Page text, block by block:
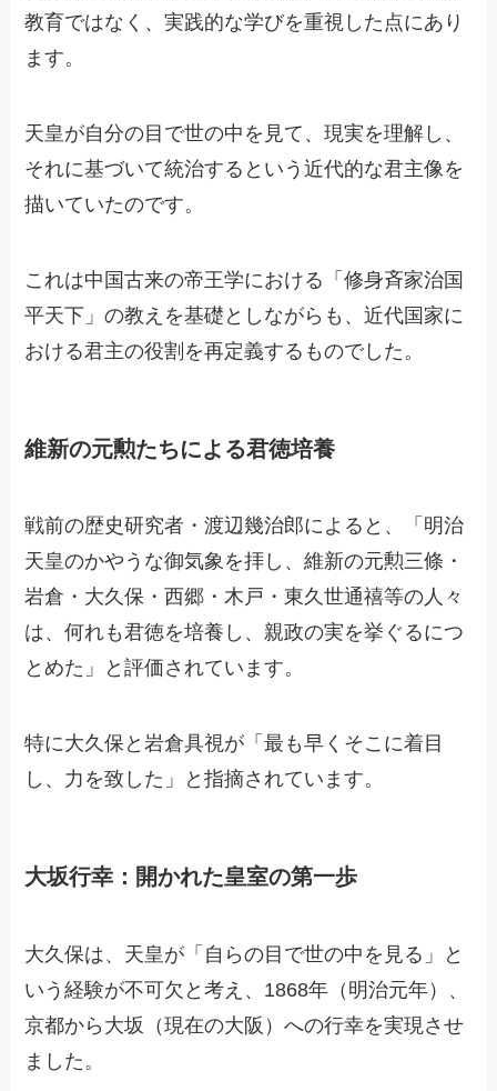
教育ではなく、実践的な学びを重視した点にあり
ます。
天皇が自分の目で世の中を見て、現実を理解し、
それに基づいて統治するという近代的な君主像を
描いていたのです。
これは中国古来の帝王学における「修身斉家治国
平天下」の教えを基礎としながらも、近代国家に
おける君主の役割を再定義するものでした。
維新の元勲たちによる君徳培養
戦前の歴史研究者・渡辺幾治郎によると、「明治
天皇のかやうな御気象を拝し、維新の元勲三條・
岩倉・大久保・西郷・木戸・東久世通禧等の人々
は、何れも君徳を培養し、親政の実を挙ぐるにつ
とめた」と評価されています。
特に大久保と岩倉具視が「最も早くそこに着目
し、力を致した」と指摘されています。
大坂行幸：開かれた皇室の第一歩
大久保は、天皇が「自らの目で世の中を見る」と
いう経験が不可欠と考え、1868年（明治元年）、
京都から大坂（現在の大阪）への行幸を実現させ
ました。